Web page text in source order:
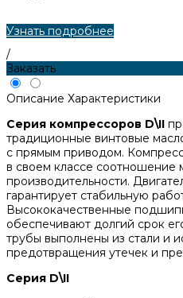
Узнать подробнее
/
Заказать
Описание Характеристики
Серия компрессоров D\II
традиционные винтовые
с прямым приводом.
в своем классе соотношение
производительности.
гарантирует стабильную
Высококачественные
обеспечивают долгий срок
трубы выполнены из стали и
предотвращения утечек и
Серия D\II